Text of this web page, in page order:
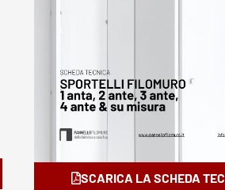
SCARICA LA SCHEDA